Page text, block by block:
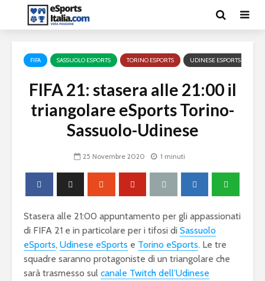
FIFA SASSUOLO ESPORTS TORINO ESPORTS UDINESE ESPORTS
FIFA 21: stasera alle 21:00 il
triangolare eSports Torino-
Sassuolo-Udinese
25 Novembre 2020 1 minuti
Stasera alle 21:00 appuntamento per gli appassionati
di FIFA 21 e in particolare per i tifosi di Sassuolo
eSports, Udinese eSports e Torino eSports. Le tre
squadre saranno protagoniste di un triangolare che
sarà trasmesso sul canale Twitch dell’Udinese